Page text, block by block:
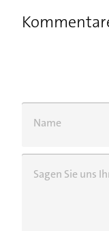
Name
Sagen Sie uns